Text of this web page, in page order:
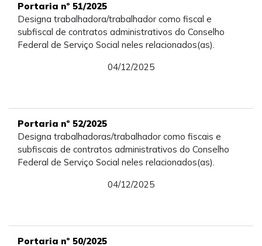
Portaria nº 51/2025
Designa trabalhadora/trabalhador como fiscal e
subfiscal de contratos administrativos do Conselho
Federal de Serviço Social neles relacionados(as).
04/12/2025
Portaria nº 52/2025
Designa trabalhadoras/trabalhador como fiscais e
subfiscais de contratos administrativos do Conselho
Federal de Serviço Social neles relacionados(as).
04/12/2025
Portaria nº 50/2025